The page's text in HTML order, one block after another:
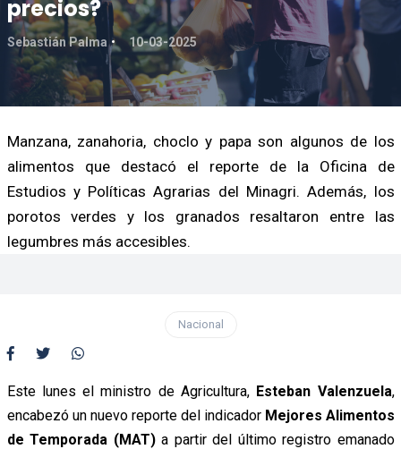
precios?
Sebastián Palma 10-03-2025
Manzana, zanahoria, choclo y papa son algunos de los
alimentos que destacó el reporte de la Oficina de
Estudios y Políticas Agrarias del Minagri. Además, los
porotos verdes y los granados resaltaron entre las
legumbres más accesibles.
Nacional
Este lunes el ministro de Agricultura, Esteban Valenzuela,
encabezó un nuevo reporte del indicador Mejores Alimentos
de Temporada (MAT)a partir del último registro emanado